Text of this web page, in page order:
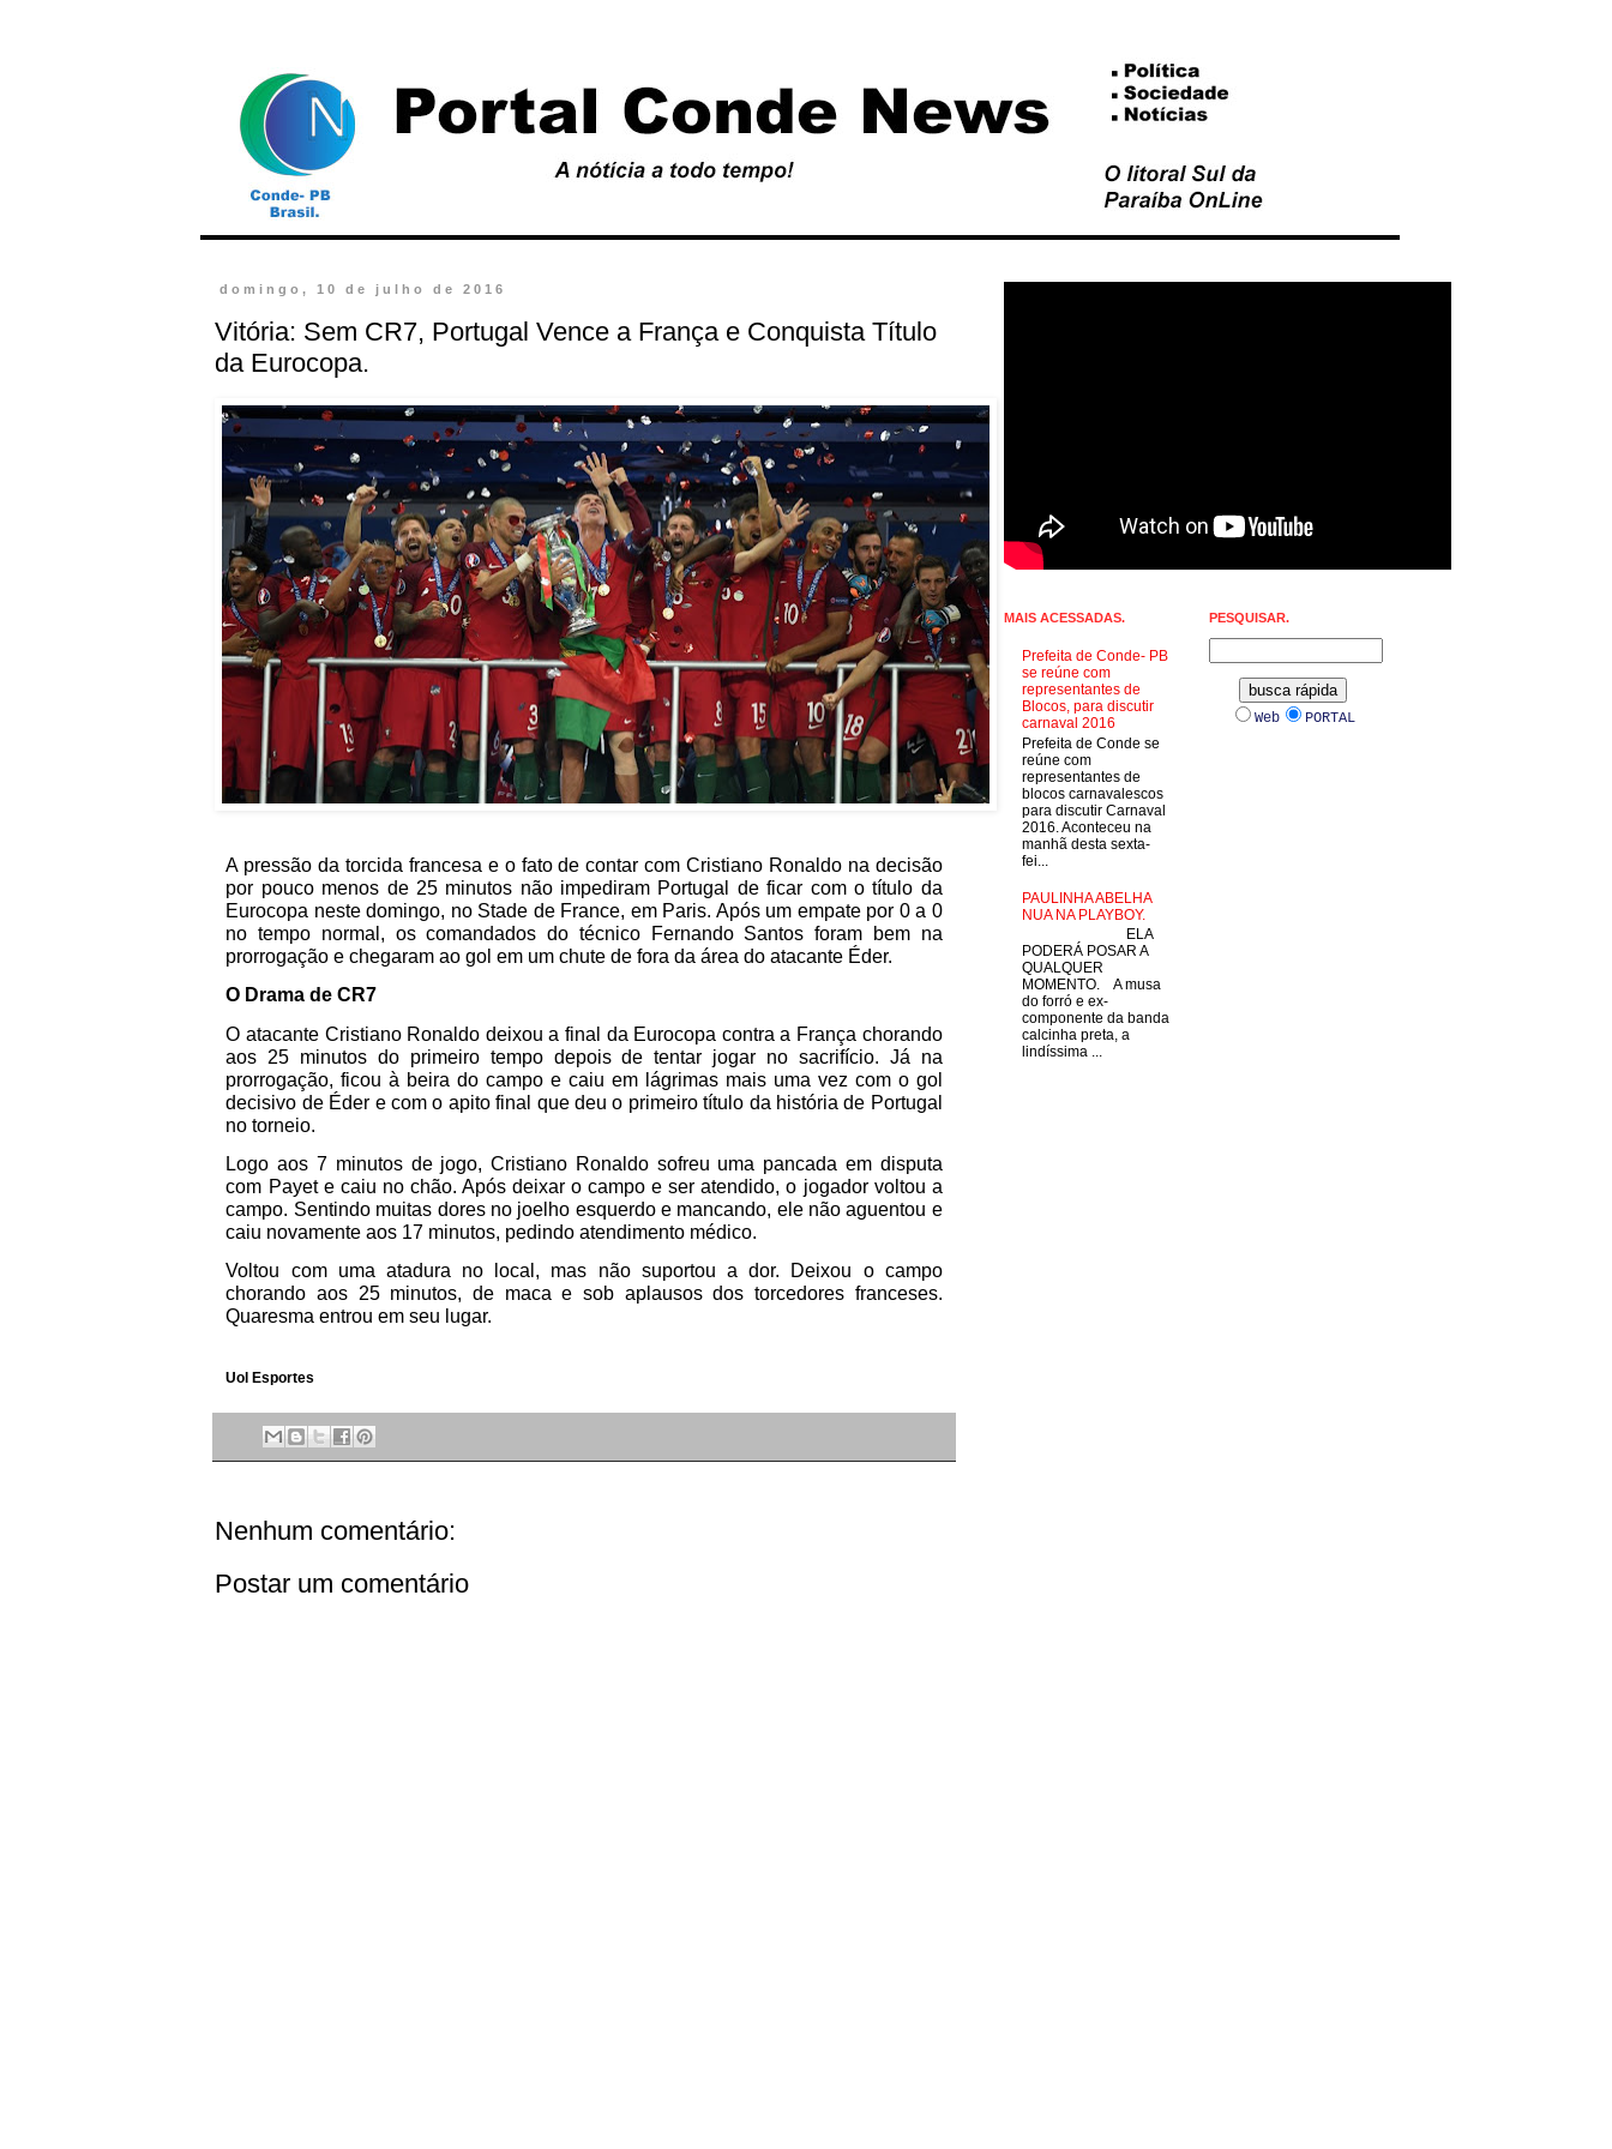
domingo, 10 de julho de 2016
Vitória: Sem CR7, Portugal Vence a França e Conquista Título
da Eurocopa.
A pressão da torcida francesa e o fato de contar com Cristiano Ronaldo na decisão
por pouco menos de 25 minutos não impediram Portugal de ficar com o título da
Eurocopa neste domingo, no Stade de France, em Paris. Após um empate por 0 a 0
no tempo normal, os comandados do técnico Fernando Santos foram bem na
prorrogação e chegaram ao gol em um chute de fora da área do atacante Éder.
O Drama de CR7
O atacante Cristiano Ronaldo deixou a final da Eurocopa contra a França chorando
aos 25 minutos do primeiro tempo depois de tentar jogar no sacrifício. Já na
prorrogação, ficou à beira do campo e caiu em lágrimas mais uma vez com o gol
decisivo de Éder e com o apito final que deu o primeiro título da história de Portugal
no torneio.
Logo aos 7 minutos de jogo, Cristiano Ronaldo sofreu uma pancada em disputa
com Payet e caiu no chão. Após deixar o campo e ser atendido, o jogador voltou a
campo. Sentindo muitas dores no joelho esquerdo e mancando, ele não aguentou e
caiu novamente aos 17 minutos, pedindo atendimento médico.
Voltou com uma atadura no local, mas não suportou a dor. Deixou o campo
chorando aos 25 minutos, de maca e sob aplausos dos torcedores franceses.
Quaresma entrou em seu lugar.
Uol Esportes
Nenhum comentário:
Postar um comentário
MAIS ACESSADAS.
Prefeita de Conde- PB
se reúne com
representantes de
Blocos, para discutir
carnaval 2016
Prefeita de Conde se
reúne com
representantes de
blocos carnavalescos
para discutir Carnaval
2016. Aconteceu na
manhã desta sexta-
fei...
PAULINHA ABELHA
NUA NA PLAYBOY.
ELA
PODERÁ POSAR A
QUALQUER
MOMENTO. A musa
do forró e ex-
componente da banda
calcinha preta, a
lindíssima ...
PESQUISAR.
Web PORTAL